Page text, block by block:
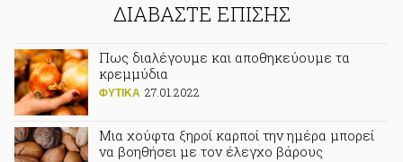
ΔΙΑΒΑΣΤΕ ΕΠΙΣΗΣ
Πως διαλέγουμε και αποθηκεύουμε τα
κρεμμύδια
ΦΥΤΙΚA 27.01.2022
Μια χούφτα ξηροί καρποί την ημέρα μπορεί
να βοηθήσει με τον έλεγχο βάρους